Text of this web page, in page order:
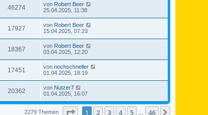
46274 von Robert Beer
25.04.2025, 11:38
17927 von Robert Beer
15.04.2025, 07:23
18367 von Robert Beer
03.04.2025, 12:20
17451 von nochschneller
01.04.2025, 18:19
20362 von Nutzer7
01.04.2025, 16:07
2279 Themen Seite von46
1 2 3 4 5 46